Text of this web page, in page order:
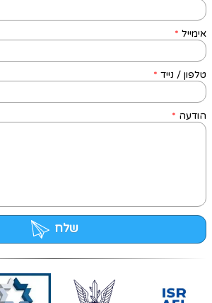
אימייל *
טלפון / נייד *
הודעה *
שלח